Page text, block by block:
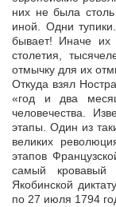
них не была
иной. Одни
бывает! Иначе
столетия,
отмычку для их
Откуда взял
«год и два
человечества.
этапы. Один из
великих
этапов
самый
Якобинской
по 27 июля 1794